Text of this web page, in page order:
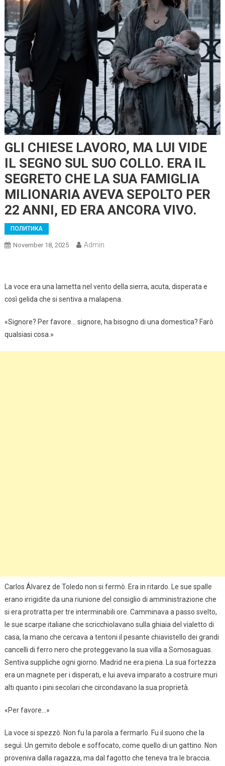
GLI CHIESE LAVORO, MA LUI VIDE
IL SEGNO SUL SUO COLLO. ERA IL
SEGRETO CHE LA SUA FAMIGLIA
MILIONARIA AVEVA SEPOLTO PER
22 ANNI, ED ERA ANCORA VIVO.
ПОЛИТИКА
November 18, 2025 Admin
La voce era una lametta nel vento della sierra, acuta, disperata e
così gelida che si sentiva a malapena.
«Signore? Per favore… signore, ha bisogno di una domestica? Farò
qualsiasi cosa.»
Carlos Álvarez de Toledo non si fermò. Era in ritardo. Le sue spalle
erano irrigidite da una riunione del consiglio di amministrazione che
si era protratta per tre interminabili ore. Camminava a passo svelto,
le sue scarpe italiane che scricchiolavano sulla ghiaia del vialetto di
casa, la mano che cercava a tentoni il pesante chiavistello dei grandi
cancelli di ferro nero che proteggevano la sua villa a Somosaguas.
Sentiva suppliche ogni giorno. Madrid ne era piena. La sua fortezza
era un magnete per i disperati, e lui aveva imparato a costruire muri
alti quanto i pini secolari che circondavano la sua proprietà.
«Per favore…»
La voce si spezzò. Non fu la parola a fermarlo. Fu il suono che la
seguì. Un gemito debole e soffocato, come quello di un gattino. Non
proveniva dalla ragazza, ma dal fagotto che teneva tra le braccia.